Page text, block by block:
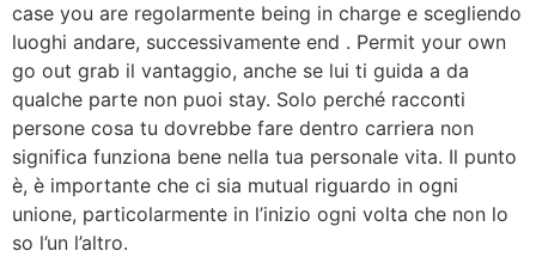
case you are regolarmente being in charge e scegliendo
luoghi andare, successivamente end . Permit your own
go out grab il vantaggio, anche se lui ti guida a da
qualche parte non puoi stay. Solo perché racconti
persone cosa tu dovrebbe fare dentro carriera non
significa funziona bene nella tua personale vita. Il punto
è, è importante che ci sia mutual riguardo in ogni
unione, particolarmente in l’inizio ogni volta che non lo
so l’un l’altro.